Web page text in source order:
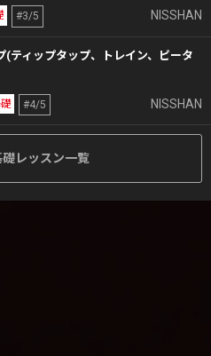
#3/5 NISSHAN
(ティップタップ、トレイン、ピータ
#4/5 NISSHAN
礎レッスン一覧